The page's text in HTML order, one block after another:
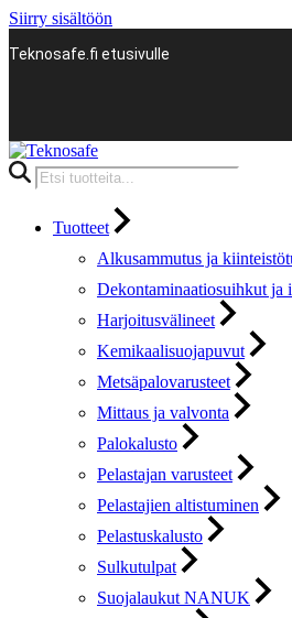
Siirry sisältöön
Teknosafe.fi etusivulle
Products
search
Tuotteet
Alkusammutus ja
Dekontaminaatiosuihkut ja
Harjoitusvälineet
Kemikaalisuojapuvut
Metsäpalovarusteet
Mittaus ja valvonta
Palokalusto
Pelastajan varusteet
Pelastajien altistuminen
Pelastuskalusto
Sulkutulpat
Suojalaukut NANUK